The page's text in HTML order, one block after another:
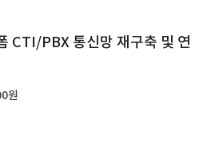
CTI/PBX 통신망 재구축 및 연
원